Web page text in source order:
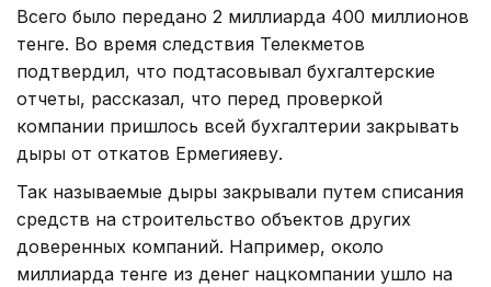
Всего было передано 2 миллиарда 400 миллионов
тенге. Во время следствия Телекметов
подтвердил, что подтасовывал бухгалтерские
отчеты, рассказал, что перед проверкой
компании пришлось всей бухгалтерии закрывать
дыры от откатов Ермегияеву.
Так называемые дыры закрывали путем списания
средств на строительство объектов других
доверенных компаний. Например, около
миллиарда тенге из денег нацкомпании ушло на